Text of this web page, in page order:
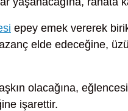
epey emek vererek
elde edeceğine,
olacağına,
işarettir.